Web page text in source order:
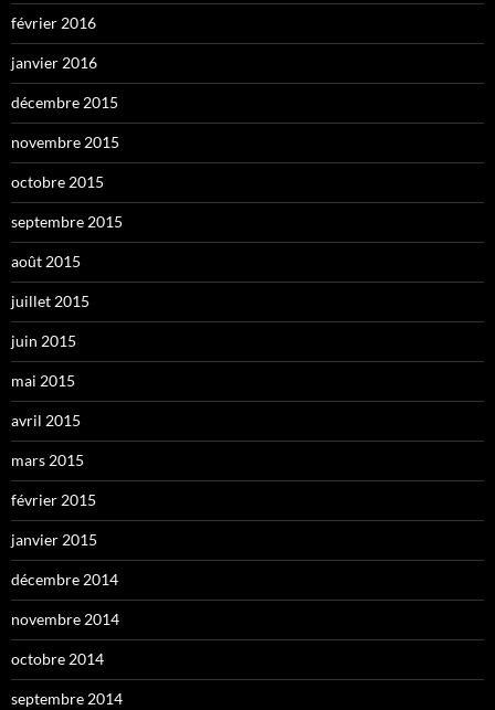
février 2016
janvier 2016
décembre 2015
novembre 2015
octobre 2015
septembre 2015
août 2015
juillet 2015
juin 2015
mai 2015
avril 2015
mars 2015
février 2015
janvier 2015
décembre 2014
novembre 2014
octobre 2014
septembre 2014